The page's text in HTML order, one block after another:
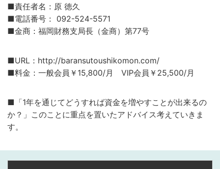
■責任者名：原 徳久
■電話番号： 092-524-5571
■金商：福岡財務支局長（金商）第77号
■URL：http://baransutoushikomon.com/
■料金：一般会員￥15,800/月 VIP会員￥25,500/月
■「1年を通じてどうすれば資金を増やすことが出来るの
か？」このことに重点を置いたアドバイス考えていきま
す。